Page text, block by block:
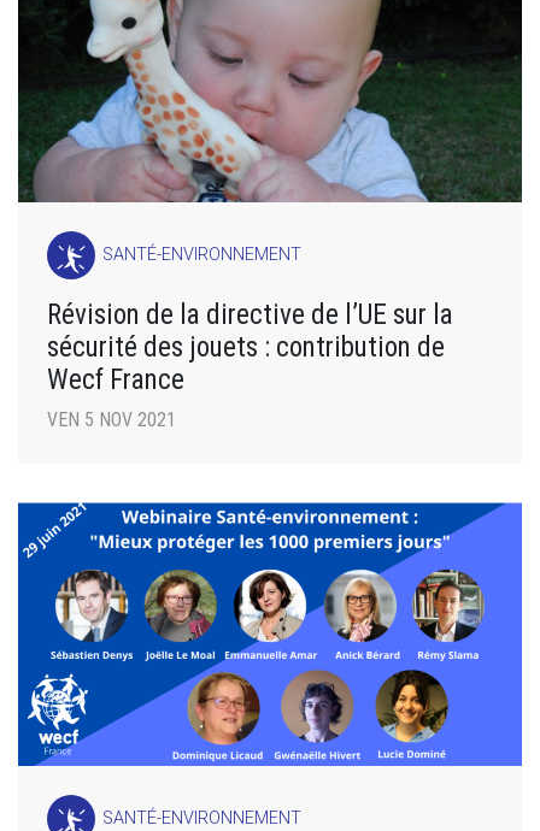
SANTÉ-ENVIRONNEMENT
Révision de la directive de l’UE sur la
sécurité des jouets : contribution de
Wecf France
VEN 5 NOV 2021
SANTÉ-ENVIRONNEMENT